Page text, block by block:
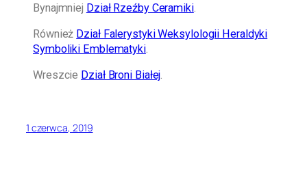
Bynajmniej Dział Rzeźby Ceramiki.
Również Dział Falerystyki Weksylologii Heraldyki
Symboliki Emblematyki.
Wreszcie Dział Broni Białej.
1 czerwca, 2019